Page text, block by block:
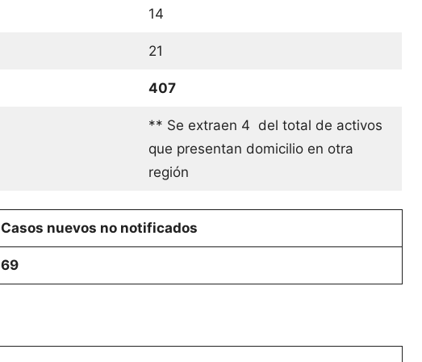
14
21
407
** Se extraen 4 del total de activos
que presentan domicilio en otra
región
Casos nuevos no notificados
69